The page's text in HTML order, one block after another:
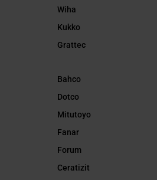
Wiha
Kukko
Grattec
Bahco
Dotco
Mitutoyo
Fanar
Forum
Ceratizit